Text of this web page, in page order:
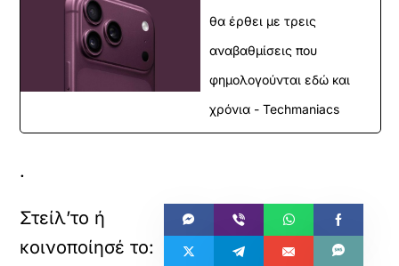
θα έρθει με τρεις
αναβαθμίσεις που
φημολογούνται εδώ και
χρόνια - Techmaniacs
.